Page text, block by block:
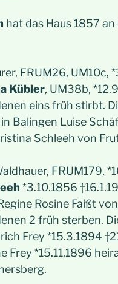
hat das Haus 1857
FRUM26, UM10c,
Kübler, UM38b,
eins früh stirbt.
Balingen Luise
Schleeh von
FRUM179,
*3.10.1856
Rosine Faißt
2 früh sterben.
Frey *15.3.1894
Frey *15.11.1896